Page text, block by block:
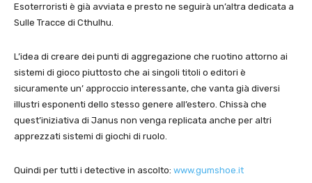
Esoterroristi è già avviata e presto ne seguirà un’altra dedicata a
Sulle Tracce di Cthulhu.
L’idea di creare dei punti di aggregazione che ruotino attorno ai
sistemi di gioco piuttosto che ai singoli titoli o editori è
sicuramente un’ approccio interessante, che vanta già diversi
illustri esponenti dello stesso genere all’estero. Chissà che
quest’iniziativa di Janus non venga replicata anche per altri
apprezzati sistemi di giochi di ruolo.
Quindi per tutti i detective in ascolto: www.gumshoe.it